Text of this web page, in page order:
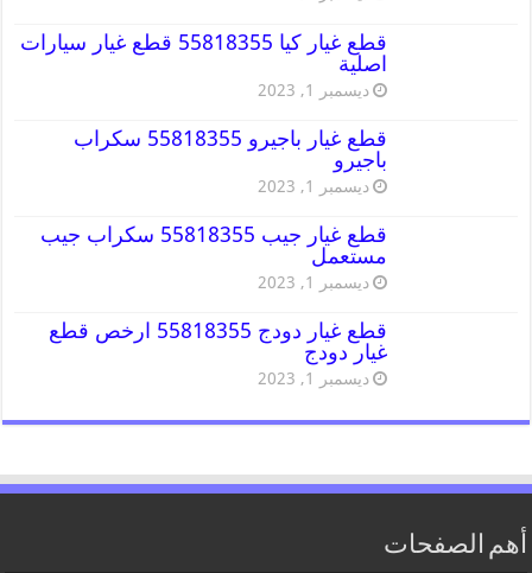
قطع غيار كيا 55818355 قطع غيار سيارات
اصلية
ديسمبر 1, 2023
قطع غيار باجيرو 55818355 سكراب
باجيرو
ديسمبر 1, 2023
قطع غيار جيب 55818355 سكراب جيب
مستعمل
ديسمبر 1, 2023
قطع غيار دودج 55818355 ارخص قطع
غيار دودج
ديسمبر 1, 2023
أهم الصفحات